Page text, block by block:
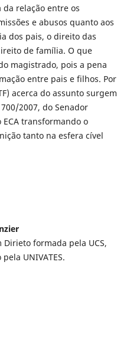
relação entre os
e abusos quanto aos
dos pais, o direito das
de família. O que
magistrado, pois a pena
entre pais e filhos. Por
acerca do assunto surgem
2007, do Senador
transformando o
tanto na esfera cível
formada pela UCS,
UNIVATES.